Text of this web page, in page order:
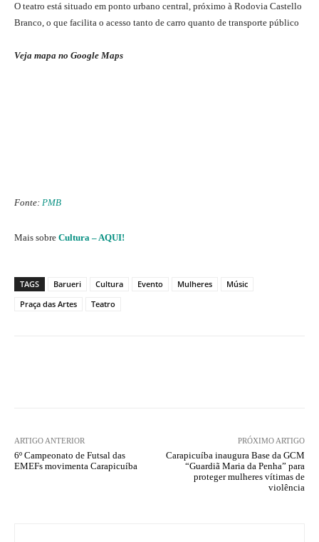
O teatro está situado em ponto urbano central, próximo à Rodovia Castello
Branco, o que facilita o acesso tanto de carro quanto de transporte público
Veja mapa no Google Maps
Fonte: PMB
Mais sobre Cultura – AQUI!
TAGS Barueri Cultura Evento Mulheres
Músic
Praça das Artes
Teatro
ARTIGO ANTERIOR
6º Campeonato de Futsal das
EMEFs movimenta Carapicuíba
PRÓXIMO ARTIGO
Carapicuíba inaugura Base da GCM
“Guardiã Maria da Penha” para
proteger mulheres vítimas de
violência